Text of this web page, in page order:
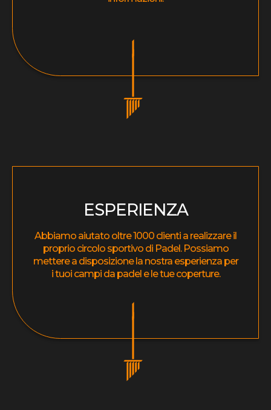
ESPERIENZA
Abbiamo aiutato oltre 1000 clienti a realizzare il
proprio circolo sportivo di Padel. Possiamo
mettere a disposizione la nostra esperienza per
i tuoi campi da padel e le tue coperture.